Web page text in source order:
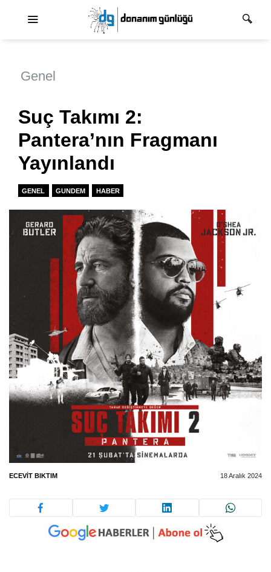
Genel
Suç Takımı 2:
Pantera’nın Fragmanı
Yayınlandı
GENEL GUNDEM HABER
ECEVIT BIKTIM 18 Aralık 2024